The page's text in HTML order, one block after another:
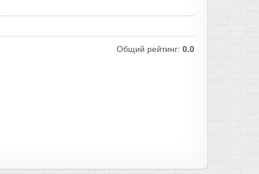
Общий рейтинг: 0.0